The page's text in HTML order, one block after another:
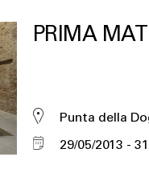
PRIMA
Punta della
29/05/2013